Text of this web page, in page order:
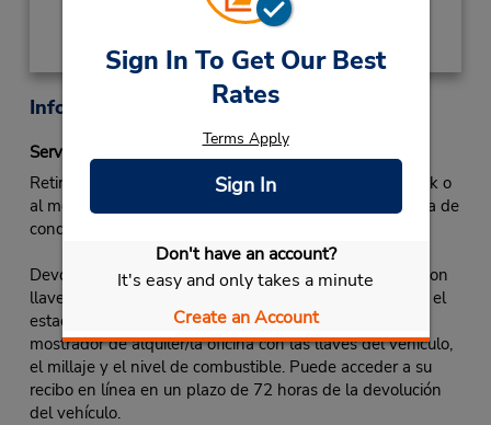
Sign In To Get Our Best
Rates
Terms Apply
Sign In
Don't have an account?
It's easy and only takes a minute
Create an Account
Información sobre la oficina
Servicio Fastbreak
Retiro Fastbreak: Diríjase a la línea de Budget Fastbreak o
al mostrador de alquiler de Budget. Presente su licencia de
conducir y reciba su contrato de alquiler y las llaves.
Devolución Fastbreak: Estacione el vehículo y ciérrelo con
llave. Si no hay un agente de devolución disponible en el
estacionamiento de vehículos de alquiler, diríjase al
mostrador de alquiler/la oficina con las llaves del vehículo,
el millaje y el nivel de combustible. Puede acceder a su
recibo en línea en un plazo de 72 horas de la devolución
del vehículo.